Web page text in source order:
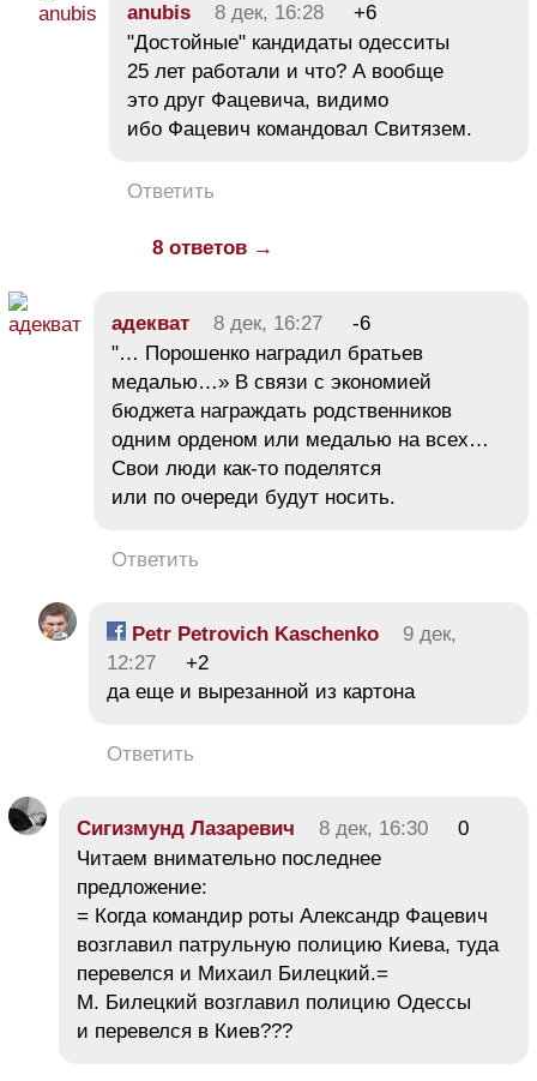
anubis 8 дек, 16:28
+6
"Достойные" кандидаты одесситы
25 лет работали и что? А вообще
это друг Фацевича, видимо
ибо Фацевич командовал Свитязем.
Ответить
8 ответов →
адекват 8 дек, 16:27
-6
"… Порошенко наградил братьев
медалью…» В связи с экономией
бюджета награждать родственников
одним орденом или медалью на всех…
Свои люди как-то поделятся
или по очереди будут носить.
Ответить
Petr Petrovich Kaschenko
9 дек,
12:27
+2
да еще и вырезанной из картона
Ответить
Сигизмунд Лазаревич 8 дек, 16:30
0
Читаем внимательно последнее
предложение:
= Когда командир роты Александр Фацевич
возглавил патрульную полицию Киева, туда
перевелся и Михаил Билецкий.=
М. Билецкий возглавил полицию Одессы
и перевелся в Киев???